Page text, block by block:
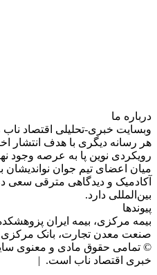
درباره‌ ما
وبسایت خبری-تحلیلی اقتصاد
هر رسانه دیگری با هدف انتشار
رویکردی نوین پا به عرصه وجود
میان اعضای تیم جوان
آکادمیک و دیدگاهی‌ مترقی سعی
بین‌المللی دارد.
پیوندها
بیمه مرکزی، بیمه ایران
صنعت معدن تجارت، بانک مرکزی
خبری اقتصاد ناب است. |